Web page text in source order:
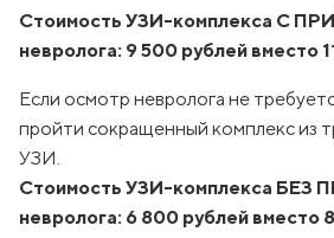
Стоимость УЗИ-комплекса С
невролога: 9 500 рублей вместо
Если осмотр невролога не
пройти сокращенный комплекс из
УЗИ.
Стоимость УЗИ-комплекса БЕЗ
невролога: 6 800 рублей вместо